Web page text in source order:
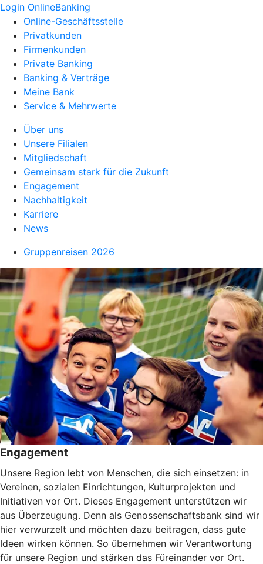
Login OnlineBanking
Online-Geschäftsstelle
Privatkunden
Firmenkunden
Private Banking
Banking & Verträge
Meine Bank
Service & Mehrwerte
Über uns
Unsere Filialen
Mitgliedschaft
Gemeinsam stark für die Zukunft
Engagement
Nachhaltigkeit
Karriere
News
Gruppenreisen 2026
Engagement
Unsere Region lebt von Menschen, die sich einsetzen: in
Vereinen, sozialen Einrichtungen, Kulturprojekten und
Initiativen vor Ort. Dieses Engagement unterstützen wir
aus Überzeugung. Denn als Genossenschaftsbank sind wir
hier verwurzelt und möchten dazu beitragen, dass gute
Ideen wirken können. So übernehmen wir Verantwortung
für unsere Region und stärken das Füreinander vor Ort.